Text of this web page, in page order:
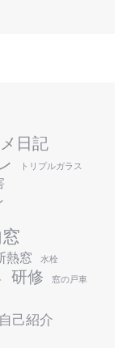
日記
トリプルガラス
熱窓 水栓
研修 窓の戸車
自己紹介